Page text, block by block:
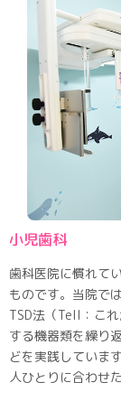
小児歯科
歯科医院に慣れて
ものです。当院で
TSD法（Tell：こ
する機器類を繰り
どを実践していま
人ひとりに合わせ